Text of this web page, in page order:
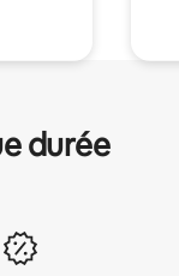
durée